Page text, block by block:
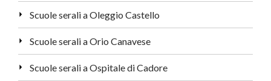
Scuole serali a Oleggio Castello
Scuole serali a Orio Canavese
Scuole serali a Ospitale di Cadore